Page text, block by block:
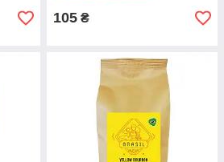
105 ₴